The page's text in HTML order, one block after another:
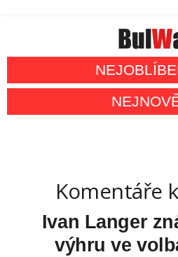
Komentáře
Ivan Langer
výhru ve